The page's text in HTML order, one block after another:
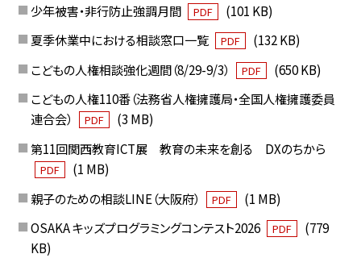
少年被害・非行防止強調月間
PDF
(101 KB)
夏季休業中における相談窓口一覧
PDF
(132 KB)
こどもの人権相談強化週間（8/29-9/3）
PDF
(650 KB)
こどもの人権110番（法務省人権擁護局・全国人権擁護委員
連合会）
PDF
(3 MB)
第11回関西教育ICT展 教育の未来を創る DXのちから
PDF
(1 MB)
親子のための相談LINE（大阪府）
PDF
(1 MB)
OSAKA キッズプログラミングコンテスト2026
PDF
(779
KB)